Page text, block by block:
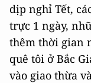
dịp nghỉ Tết,
trực 1 ngày,
thêm thời gian
quê tôi ở Bắc
vào giao thừa